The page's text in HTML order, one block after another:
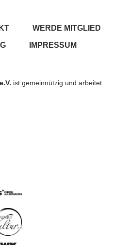
WERDE MITGLIED
IMPRESSUM
ist gemeinnützig und arbeitet